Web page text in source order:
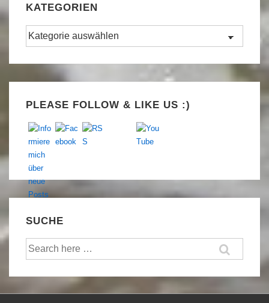
KATEGORIEN
Kategorien
PLEASE FOLLOW & LIKE US :)
SUCHE
Suche
nach: